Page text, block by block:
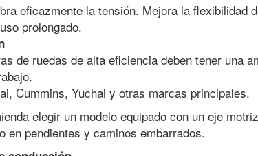
eficazmente la tensión. Mejora la
prolongado.
de ruedas de alta eficiencia deben tener una
Cummins, Yuchai y otras marcas principales.
elegir un modelo equipado con un eje
en pendientes y caminos embarrados.